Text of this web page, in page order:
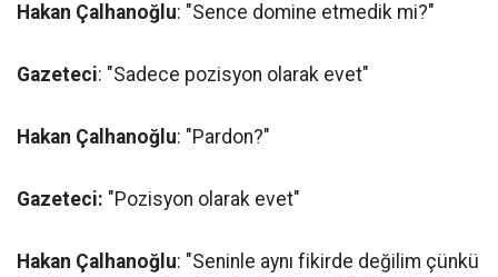
Hakan Çalhanoğlu: "Sence domine etmedik mi?"
Gazeteci: "Sadece pozisyon olarak evet"
Hakan Çalhanoğlu: "Pardon?"
Gazeteci: "Pozisyon olarak evet"
Hakan Çalhanoğlu: "Seninle aynı fikirde değilim çünkü